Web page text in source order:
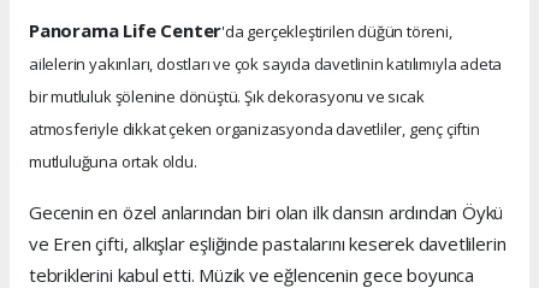
Panorama Life Center'da gerçekleştirilen düğün töreni,
ailelerin yakınları, dostları ve çok sayıda davetlinin katılımıyla adeta
bir mutluluk şölenine dönüştü. Şık dekorasyonu ve sıcak
atmosferiyle dikkat çeken organizasyonda davetliler, genç çiftin
mutluluğuna ortak oldu.
Gecenin en özel anlarından biri olan ilk dansın ardından Öykü
ve Eren çifti, alkışlar eşliğinde pastalarını keserek davetlilerin
tebriklerini kabul etti. Müzik ve eğlencenin gece boyunca